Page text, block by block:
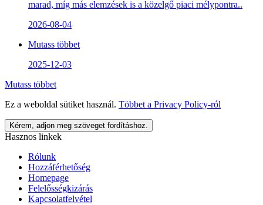
marad, míg más elemzések is a közelgő piaci mélypontra..
2026-08-04
Mutass többet
2025-12-03
Mutass többet
Ez a weboldal sütiket használ. Többet a Privacy Policy-ról
Kérem, adjon meg szöveget fordításhoz.
Hasznos linkek
Rólunk
Hozzáférhetőség
Homepage
Felelősségkizárás
Kapcsolatfelvétel